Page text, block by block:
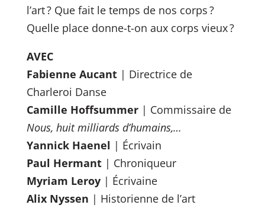
l’art ? Que fait le temps de nos corps ?
Quelle place donne-t-on aux corps vieux ?
AVEC
Fabienne Aucant| Directrice de
Charleroi Danse
Camille Hoffsummer| Commissaire de
Nous, huit milliards d’humains,…
Yannick Haenel | Écrivain
Paul Hermant | Chroniqueur
Myriam Leroy| Écrivaine
Alix Nyssen | Historienne de l’art